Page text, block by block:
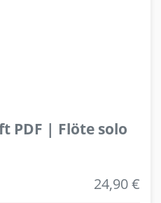
PDF | Flöte solo
24,90 €